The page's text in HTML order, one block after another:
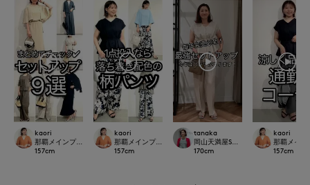
kaori
那覇メインプレイスI.T.'S.international
157cm
kaori
那覇メインプレイスI.T.'S.international
157cm
tanaka
岡山天満屋SUPERIORCLOSET
170cm
kaori
那覇メイ
157cm